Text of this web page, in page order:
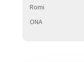
Romi
ONA